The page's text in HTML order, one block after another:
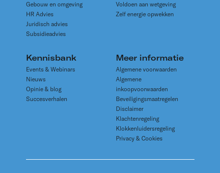
Gebouw en omgeving
HR Advies
Juridisch advies
Subsidieadvies
Voldoen aan wetgeving
Zelf energie opwekken
Kennisbank
Events & Webinars
Nieuws
Opinie & blog
Succesverhalen
Meer informatie
Algemene voorwaarden
Algemene
inkoopvoorwaarden
Beveiligingsmaatregelen
Disclaimer
Klachtenregeling
Klokkenluidersregeling
Privacy & Cookies